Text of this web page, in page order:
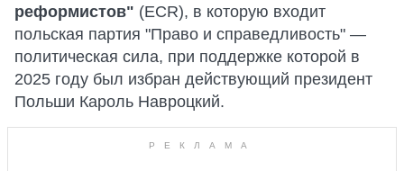
реформистов" (ECR), в которую входит
польская партия "Право и справедливость" —
политическая сила, при поддержке которой в
2025 году был избран действующий президент
Польши Кароль Навроцкий.